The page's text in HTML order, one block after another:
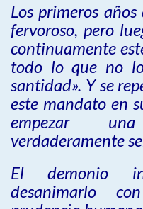
Los primeros
fervoroso, pero
continuamente
todo lo que no
santidad». Y se
este mandato en
empezar
verdaderamente
El demonio
desanimarlo